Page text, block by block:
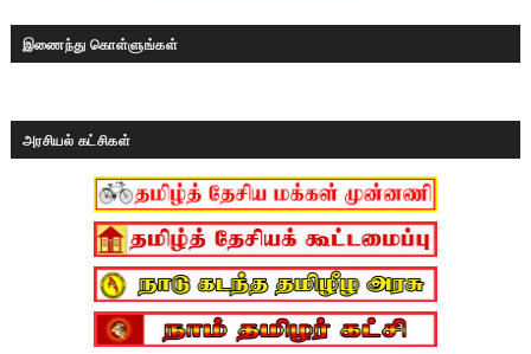
இணைந்து கொள்ளுங்கள்
அரசியல் கட்சிகள்